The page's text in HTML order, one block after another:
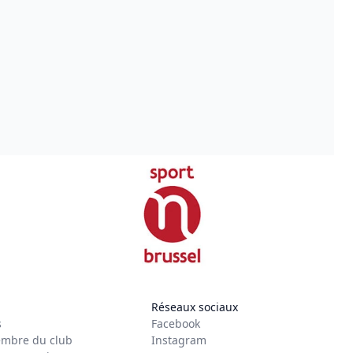
du club
Réseaux sociaux
Facebook
Instagram